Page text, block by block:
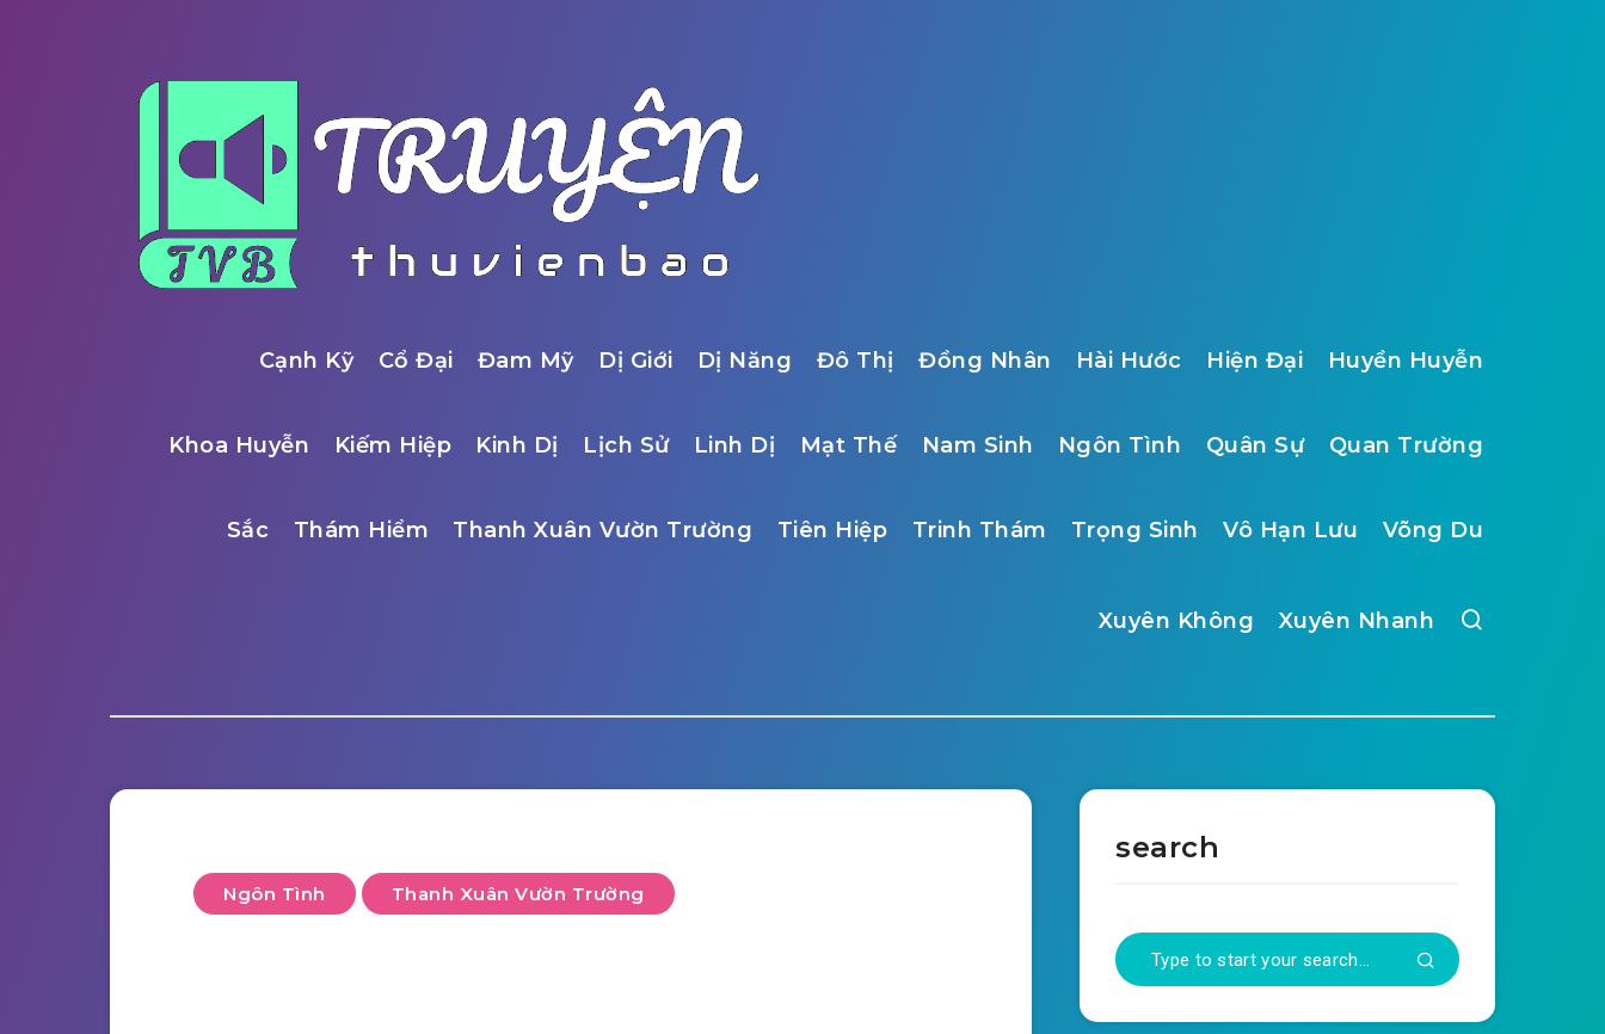
Cạnh Kỹ Cổ Đại Đam Mỹ Dị Giới Dị Năng Đô Thị Đồng Nhân Hài Hước Hiện Đại Huyền Huyễn
Khoa Huyễn Kiếm Hiệp Kinh Dị Lịch Sử Linh Dị Mạt Thế Nam Sinh Ngôn Tình Quân Sự Quan Trường
Sắc Thám Hiểm Thanh Xuân Vườn Trường Tiên Hiệp Trinh Thám Trọng Sinh Vô Hạn Lưu Võng Du
Xuyên Không Xuyên Nhanh
Ngôn Tình Thanh Xuân Vườn Trường
search